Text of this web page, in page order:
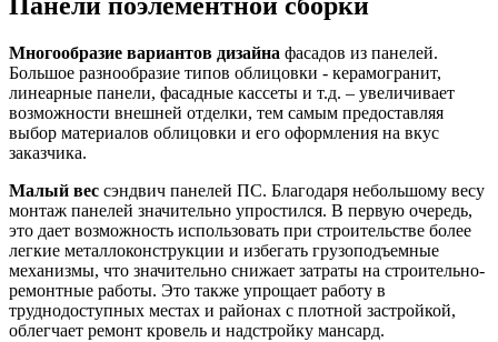
Панели поэлементной сборки
Многообразие вариантов дизайна фасадов из панелей.
Большое разнообразие типов облицовки - керамогранит,
линеарные панели, фасадные кассеты и т.д. – увеличивает
возможности внешней отделки, тем самым предоставляя
выбор материалов облицовки и его оформления на вкус
заказчика.
Малый вес сэндвич панелей ПС. Благодаря небольшому весу
монтаж панелей значительно упростился. В первую очередь,
это дает возможность использовать при строительстве более
легкие металлоконструкции и избегать грузоподъемные
механизмы, что значительно снижает затраты на строительно-
ремонтные работы. Это также упрощает работу в
труднодоступных местах и районах с плотной застройкой,
облегчает ремонт кровель и надстройку мансард.